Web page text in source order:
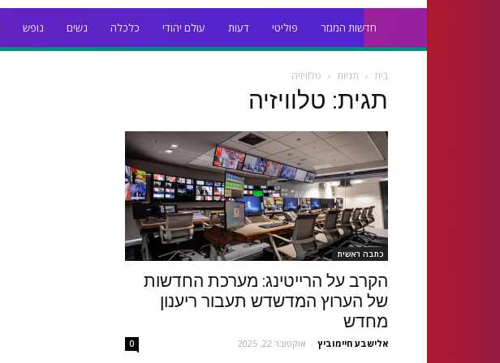
חדשות המגזר פוליטי דעות עולם יהודי כלכלה נשים נופש
בית תגיות טלוויזיה
תגית: טלוויזיה
כתבה ראשית
הקרב על הרייטינג: מערכת החדשות
של הערוץ המדשדש תעבור ריענון
מחדש
‫אלישבע חיימוביץ - אוקטובר 22, 2025 0